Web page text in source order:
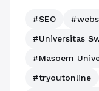
#SEO
#Universitas
#Masoem
#tryoutonline